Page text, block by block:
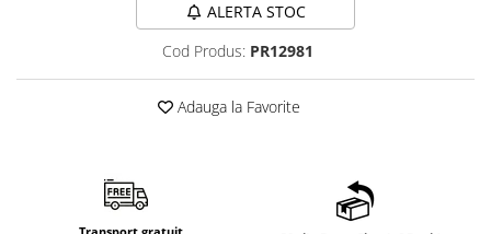
ALERTA STOC
Cod Produs: PR12981
Adauga la Favorite